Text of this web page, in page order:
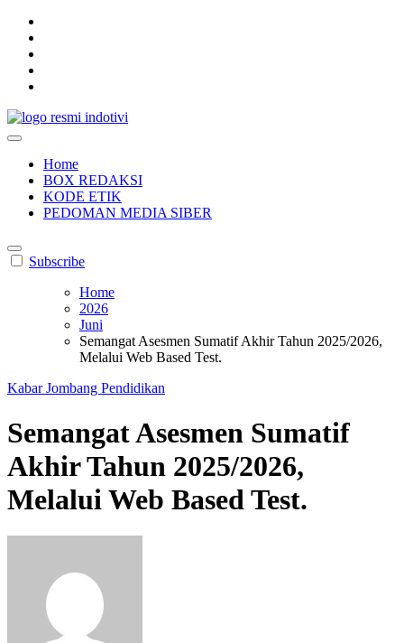
Home
BOX REDAKSI
KODE ETIK
PEDOMAN MEDIA SIBER
Subscribe
Home
2026
Juni
Semangat Asesmen Sumatif Akhir Tahun 2025/2026,
Melalui Web Based Test.
Kabar Jombang Pendidikan
Semangat Asesmen Sumatif
Akhir Tahun 2025/2026,
Melalui Web Based Test.